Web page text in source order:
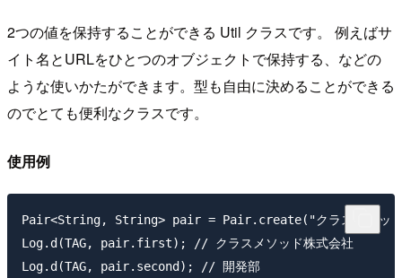
2つの値を保持することができる Util クラスです。 例えばサ
イト名とURLをひとつのオブジェクトで保持する、などの
ような使いかたができます。型も自由に決めることができる
のでとても便利なクラスです。
使用例
Pair<String, String> pair = Pair.create("クラスメソッ
Log.d(TAG, pair.first); // クラスメソッド株式会社